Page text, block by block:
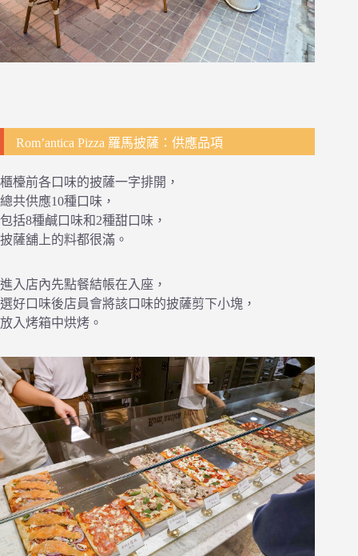
Rom’antica Pizza 羅馬披薩：供應品項
櫃檯前各口味的披薩一字排開，
總共供應10種口味，
包括8種鹹口味和2種甜口味，
披薩舖上的料都很滿。
進入店內先點餐結帳在入座，
選好口味後店員會將該口味的披薩剪下小塊，
放入烤箱中烘烤。